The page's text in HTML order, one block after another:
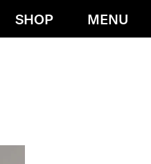
SHOP MENU